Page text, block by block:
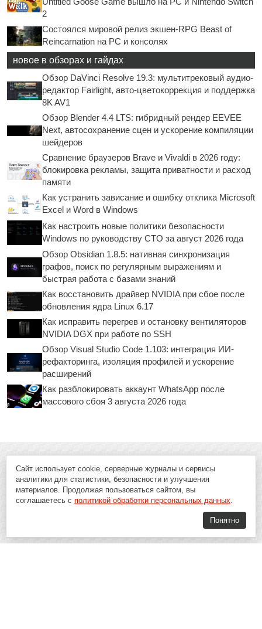
2
Состоялся мировой релиз экшен-RPG Beast of
Reincarnation на PC и консолях
новое в обзорах и гайдах
Обзор DaVinci Resolve 19.3: мультитрековый аудио-
редактор Fairlight, авто-цветокоррекция и поддержка
8K AV1
Обзор Blender 4.4 LTS: гибридный рендер EEVEE
Next, автосохранение сцен и ускорение компиляции
шейдеров
Сравнение браузеров Brave и Vivaldi в 2026 году:
блокировка рекламы, защита приватности и расход
памяти
Как устранить зависание и ошибку отклика Microsoft
Excel и Word в Windows
Как настроить новые политики безопасности
Windows по руководству CTO за август 2026 года
Обзор Obsidian 1.8.5: нативная синхронизация
графов, поиск по регулярным выражениям и
быстрая работа с базами знаний
Как восстановить драйвер NVIDIA при сбое после
обновления ядра Linux 6.17
Как исправить перегрев и остановку вентиляторов
NVIDIA DGX при работе по SSH
Обзор Visual Studio Code 1.103: интеграция ИИ-
рефакторинга, изоляция профилей и ускорение
расширений
Как разблокировать аккаунт WhatsApp после
массового сбоя 3 августа 2026 года
Сайт использует cookie, серверные журналы и сервисы
аналитики для статистики, безопасности и улучшения
материалов. Продолжая пользоваться сайтом, вы
соглашаетесь с политикой обработки персональных данных.
Понятно